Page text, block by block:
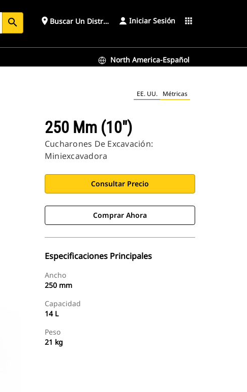
search place Buscar Un Distribuidor Iniciar Sesión apps
North America-Español
EE. UU. Métricas
250 Mm (10")
Cucharones De Excavación:
Miniexcavadora
Consultar Precio
Comprar Ahora
Especificaciones Principales
Ancho
250 mm
Capacidad
14 L
Peso
21 kg